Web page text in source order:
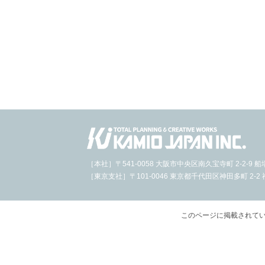
［本社］〒541-0058 大阪市中央区南久宝寺町 2-2-9 船
［東京支社］〒101-0046 東京都千代田区神田多町 2-2
このページに掲載されて